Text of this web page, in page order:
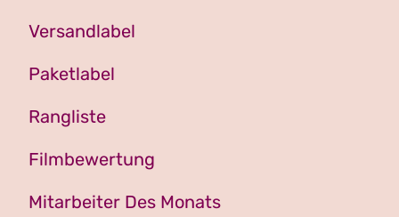
Versandlabel
Paketlabel
Rangliste
Filmbewertung
Mitarbeiter Des Monats